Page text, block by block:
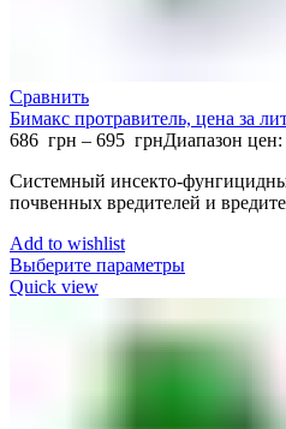
Сравнить
Бимакс протравитель, цена за
686 грн – 695 грнДиапазон
Системный инсекто-
почвенных вредителей и
Add to wishlist
Выберите параметры
Quick view